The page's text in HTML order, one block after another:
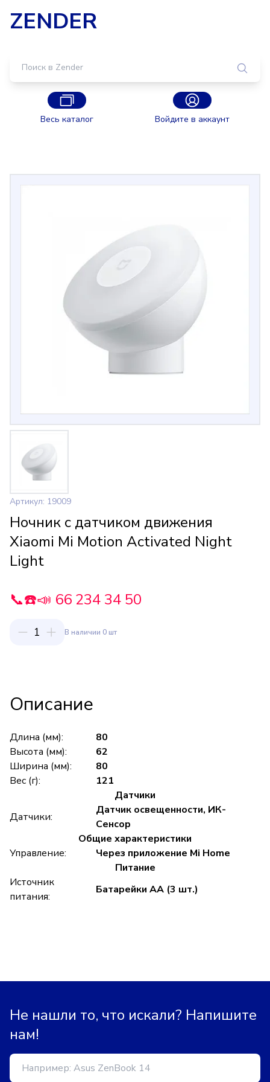
ZENDER
Весь каталог Войдите в аккаунт
Артикул: 19009
Ночник с датчиком движения
Xiaomi Mi Motion Activated Night
Light
📞☎️📣 66 234 34 50
1 В наличии 0 шт
Описание
Длина (мм):
80
Высота (мм):
62
Ширина (мм):
80
Вес (г):
121
Датчики
Датчики:
Датчик освещенности, ИК-
Сенсор
Общие характеристики
Управление:
Через приложение Mi Home
Питание
Источник
питания:
Батарейки AA (3 шт.)
Не нашли то, что искали? Напишите
нам!